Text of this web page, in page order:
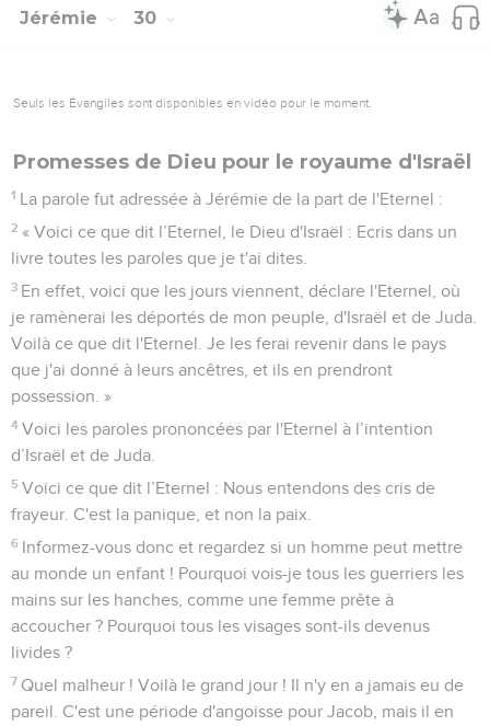
Jérémie 30
Seuls les Évangiles sont disponibles en vidéo pour le moment.
Promesses de Dieu pour le royaume d'Israël
1 La parole fut adressée à Jérémie de la part de l'Eternel :
2 « Voici ce que dit l’Eternel, le Dieu d'Israël : Ecris dans un
livre toutes les paroles que je t'ai dites.
3 En effet, voici que les jours viennent, déclare l'Eternel, où
je ramènerai les déportés de mon peuple, d'Israël et de Juda.
Voilà ce que dit l'Eternel. Je les ferai revenir dans le pays
que j'ai donné à leurs ancêtres, et ils en prendront
possession. »
4 Voici les paroles prononcées par l'Eternel à l’intention
d’Israël et de Juda.
5 Voici ce que dit l’Eternel : Nous entendons des cris de
frayeur. C'est la panique, et non la paix.
6 Informez-vous donc et regardez si un homme peut mettre
au monde un enfant ! Pourquoi vois-je tous les guerriers les
mains sur les hanches, comme une femme prête à
accoucher ? Pourquoi tous les visages sont-ils devenus
livides ?
7 Quel malheur ! Voilà le grand jour ! Il n'y en a jamais eu de
pareil. C'est une période d'angoisse pour Jacob, mais il en